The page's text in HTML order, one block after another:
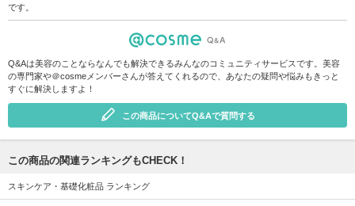
です。
Q&Aは美容のことならなんでも解決できるみんなのコミュニティサービスです。美容
の専門家や＠cosmeメンバーさんが答えてくれるので、あなたの疑問や悩みもきっと
すぐに解決しますよ！
この商品についてQ&Aで質問する
この商品の関連ランキングもCHECK！
スキンケア・基礎化粧品 ランキング